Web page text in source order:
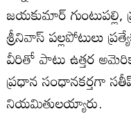
జయకుమార్
శ్రీనివాస్ పల్లపోటులు
వీరితో పాటు ఉత్తర
ప్రధాన సంధానకర్తగా
నియమితులయ్యారు.